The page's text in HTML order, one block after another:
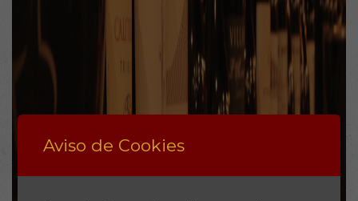
Aviso de Cookies